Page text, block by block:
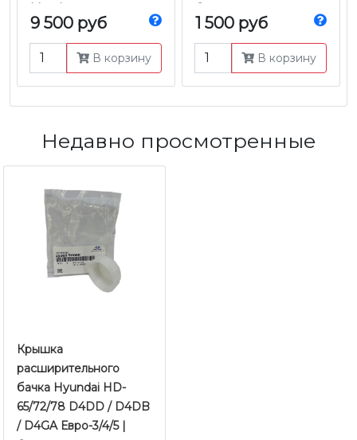
Mando
9 500 руб
В корзину
Оригинал
1 500 руб
В корзину
Недавно просмотренные
Крышка
расширительного
бачка Hyundai HD-
65/72/78 D4DD / D4DB
/ D4GA Евро-3/4/5 |